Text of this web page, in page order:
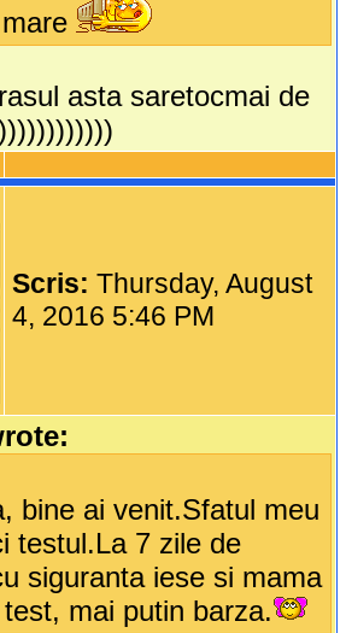
asta saretocmai de
Scris:Thursday, August
4, 2016 5:46 PM
bine ai venit.Sfatul meu
testul.La 7 zile de
siguranta iese si mama
mai putin barza.